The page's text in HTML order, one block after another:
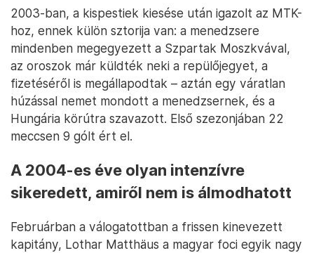
2003-ban, a kispestiek kiesése után igazolt az MTK-
hoz, ennek külön sztorija van: a menedzsere
mindenben megegyezett a Szpartak Moszkvával,
az oroszok már küldték neki a repülőjegyet, a
fizetéséről is megállapodtak – aztán egy váratlan
húzással nemet mondott a menedzsernek, és a
Hungária körútra szavazott. Első szezonjában 22
meccsen 9 gólt ért el.
A 2004-es éve olyan intenzívre
sikeredett, amiről nem is álmodhatott
Februárban a válogatottban a frissen kinevezett
kapitány, Lothar Matthäus a magyar foci egyik nagy